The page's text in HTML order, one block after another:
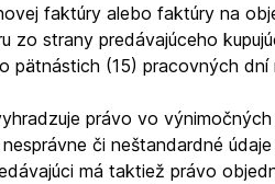
faktúry alebo faktúry na
zo strany predávajúceho
pätnástich (15) pracovných
právo vo
či neštandardné
má taktiež právo